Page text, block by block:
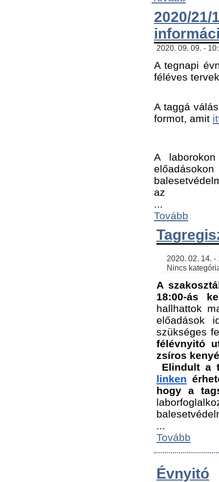
2020/
2020. 09. 09. -
A tegnapi
féléves
A taggá
formot, amit
A
az ﻿
Tovább
Nincs
A
18:00-ás
hallhattok
előadások
szükséges
félévnyitó
zsíros
Elindult a
linken
hogy a
Tovább
Évnyitó